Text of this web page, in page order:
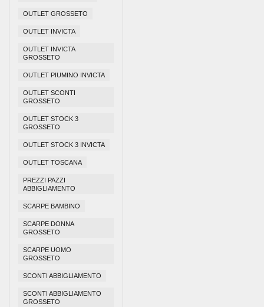
OUTLET GROSSETO
OUTLET INVICTA
OUTLET INVICTA
GROSSETO
OUTLET PIUMINO INVICTA
OUTLET SCONTI
GROSSETO
OUTLET STOCK 3
GROSSETO
OUTLET STOCK 3 INVICTA
OUTLET TOSCANA
PREZZI PAZZI
ABBIGLIAMENTO
SCARPE BAMBINO
SCARPE DONNA
GROSSETO
SCARPE UOMO
GROSSETO
SCONTI ABBIGLIAMENTO
SCONTI ABBIGLIAMENTO
GROSSETO